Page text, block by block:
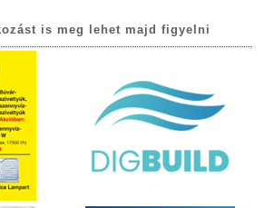
is meg lehet majd figyelni